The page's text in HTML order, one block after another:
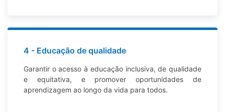
4 - Educação de qualidade
Garantir o acesso à educação inclusiva, de qualidade
e equitativa, e promover oportunidades de
aprendizagem ao longo da vida para todos.